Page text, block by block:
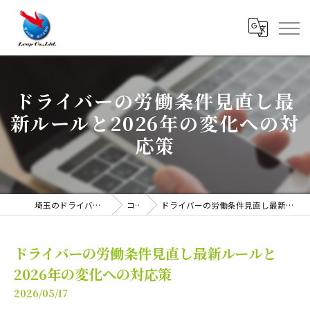
ドライバーの労働条件見直し最
新ルールと2026年の変化への対
応策
埼玉のドライバーは株式会社リープ コラム ドライバーの労働条件見直し最新ルールと2026年の変化への対応策
ドライバーの労働条件見直し最新ルールと
2026年の変化への対応策
2026/05/17